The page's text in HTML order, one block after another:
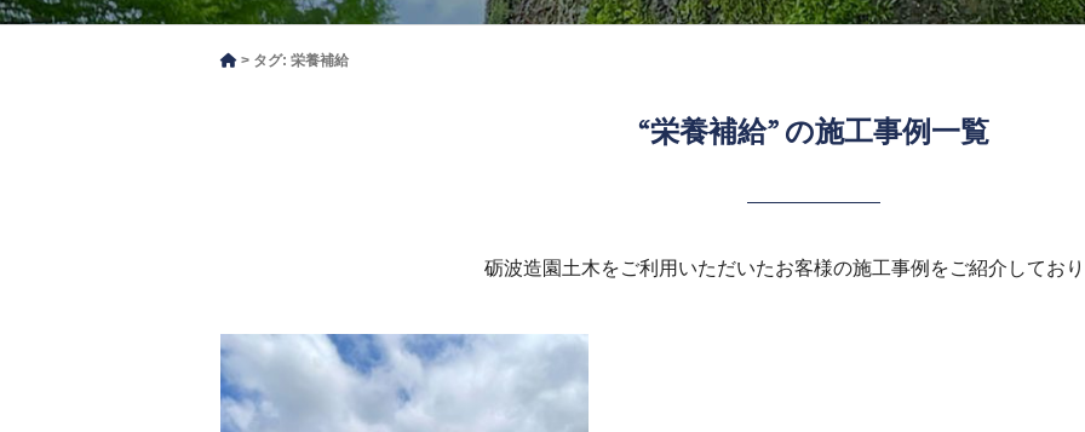
タグ: 栄養補給
“栄養補給” の施工事例一覧
砺波造園土木をご利用いただいたお客様の施工事例をご紹介してお